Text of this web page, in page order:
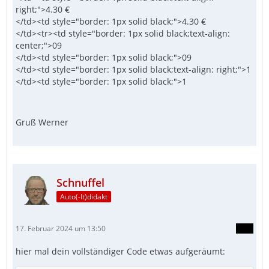
right;">4.30 €
</td><td style="border: 1px solid black;">4.30 €
</td><tr><td style="border: 1px solid black;text-align:
center;">09
</td><td style="border: 1px solid black;">09
</td><td style="border: 1px solid black;text-align: right;">1
</td><td style="border: 1px solid black;">1
Gruß Werner
Schnuffel
Auto(-It)didakt
17. Februar 2024 um 13:50
hier mal dein vollständiger Code etwas aufgeräumt: